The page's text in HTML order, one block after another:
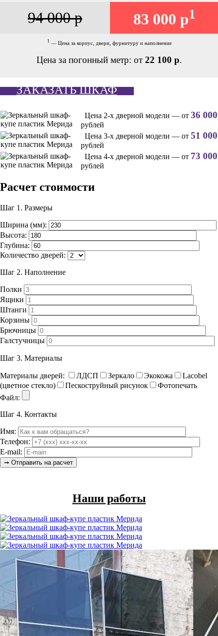
94 000 р 83 000 р1
1 — Цена за корпус, двери, фурнитуру и наполнение
Цена за погонный метр: от 22 100 р.
ЗАКАЗАТЬ ШКАФ
Цена 2-х дверной модели — от 36 000
рублей
Цена 3-х дверной модели — от 51 000
рублей
Цена 4-х дверной модели — от 73 000
рублей
Расчет стоимости
Шаг 1. Размеры
Ширина (мм):
Высота:
Глубина:
Количество дверей:
Шаг 2. Наполнение
Полки
Ящики
Штанги
Корзины
Брючницы
Галстучницы
Шаг 3. Материалы
Материалы дверей: ЛДСП Зеркало Экокожа
Lacobel
(цветное стекло)
Пескоструйный рисунок
Фотопечать
Файл:
Шаг 4. Контакты
Имя:
Телефон:
E-mail:
Наши работы